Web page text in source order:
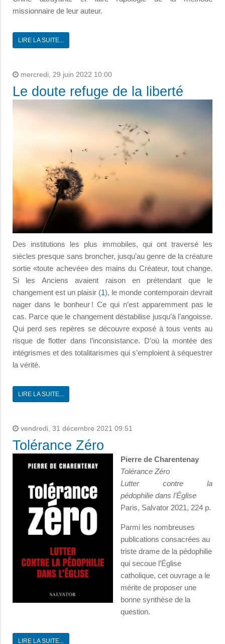
missionnaire de leur auteur.
LIRE LA SUITE...
mercredi, 29 juin 2022 10:00
Le doute refuge de la liberté
Des institutions les plus immobiles, qui ont traversé les
siècles presque sans broncher, jusqu’au genre de la créature
sortie «toute achevée» des mains du Créateur, tout change.
Si les Anciens avaient raison en prétendant que le
changement est un plaisir (1), le monde contemporain devrait
nager dans le bonheur ! Ce qui n’est apparemment pas le
cas. Parce que le changement déstabilise jusqu’à l’angoisse.
Qui perd ses repères se découvre exposé à tous vents au
risque de flotter dans l’inconsistance. D’où la montée des
intégrismes et des totalitarismes qui s’emploient à séquestrer
la vérité.
LIRE LA SUITE...
vendredi, 31 décembre 2021 09:51
Tolérance Zéro
Pierre de Charentenay
Tolérance Zéro
Lutter contre la
pédophilie dans l’Église
Paris, Salvator 2021, 224 p.
Parmi les nombreuses
publications consacrées au
triste drame de la pédophilie
qui secoue l’Église
catholique, cet ouvrage a le
mérite de proposer une
bonne synthèse de la
question.
LIRE LA SUITE...